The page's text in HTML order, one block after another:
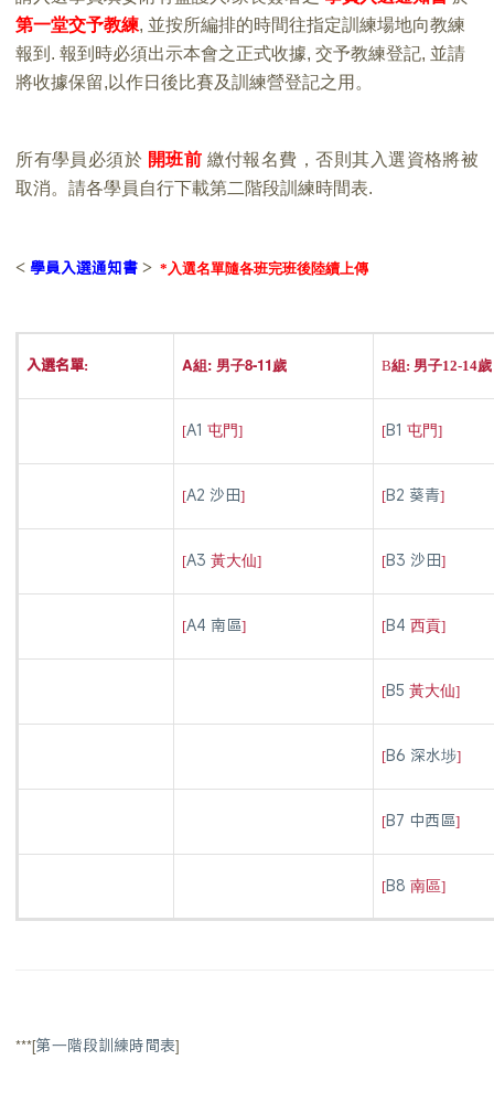
第一堂交予教練, 並按所編排的時間往指定訓練場地向教練
報到. 報到時必須出示本會之正式收據, 交予教練登記, 並請
將收據保留,以作日後比賽及訓練營登記之用。
所有學員必須於 開班前 繳付報名費，否則其入選資格將被
取消。請各學員自行下載第二階段訓練時間表.
<學員入選通知書> * 入選名單隨各班完班後陸續上傳
入選名單: A組: 男子8-11歲 B組: 男子12-14歲
[A1屯門] [B1屯門]
[A2 沙田] [B2 葵青]
[A3黃大仙] [B3 沙田]
[A4南區] [B4西貢]
[B5黃大仙]
[B6 深水埗]
[B7 中西區]
[B8南區]
***[第一階段訓練時間表]